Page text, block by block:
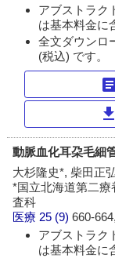
アブストラク
は基本料金に
全文ダウンロ
(税込) です。
download
動脈血化耳朶毛細
大杉隆史*, 柴田正
*国立北海道第二
査科
医療 25 (9)660-
アブストラク
は基本料金に